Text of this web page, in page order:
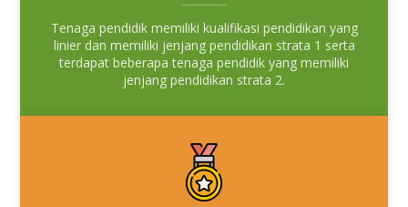
Tenaga pendidik memiliki kualifikasi pendidikan yang
linier dan memiliki jenjang pendidikan strata 1 serta
terdapat beberapa tenaga pendidik yang memiliki
jenjang pendidikan strata 2.